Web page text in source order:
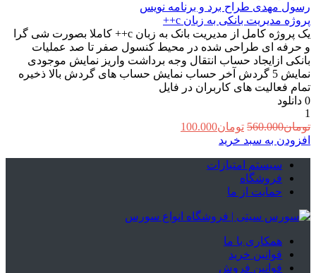
رسول مهدی طراح برد و برنامه نویس
پروژه مدیریت بانکی به زبان c++
یک پروژه کامل از مدیریت بانک به زبان c++ کاملا بصورت شی گرا
و حرفه ای طراحی شده در محیط کنسول صفر تا صد عملیات
بانکی ازایجاد حساب انتقال وجه برداشت واریز نمایش موجودی
نمایش 5 گردش آخر حساب نمایش حساب های گردش بالا ذخیره
تمام فعالیت های کاربران در فایل
0 دانلود
1
تومان560.000 قیمت
اصلی:
بود.
تومان100.000
افزودن به سبد خرید
سیستم امتیازات
فروشگاه
حمایت از ما
همکاری با ما
قوانین خرید
قوانین فروش